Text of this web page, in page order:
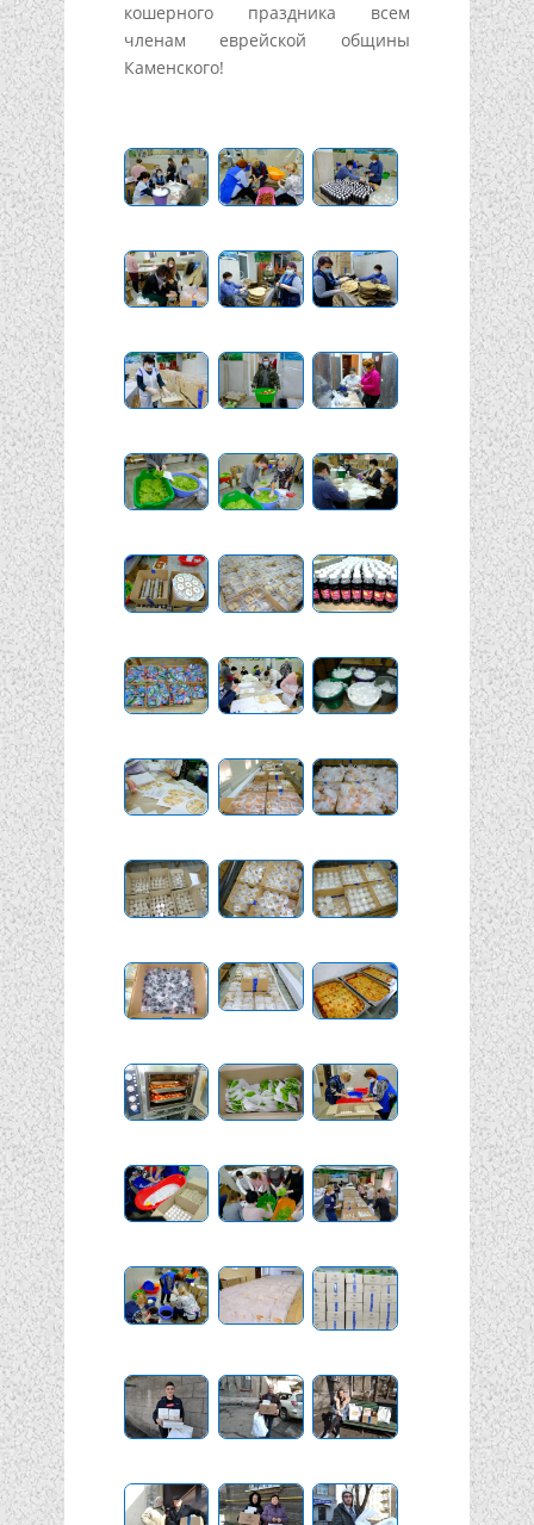
кошерного праздника всем
членам еврейской общины
Каменского!